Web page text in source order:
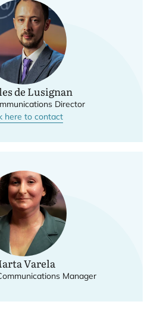
de Lusignan
Director
here to contact
Varela
Manager